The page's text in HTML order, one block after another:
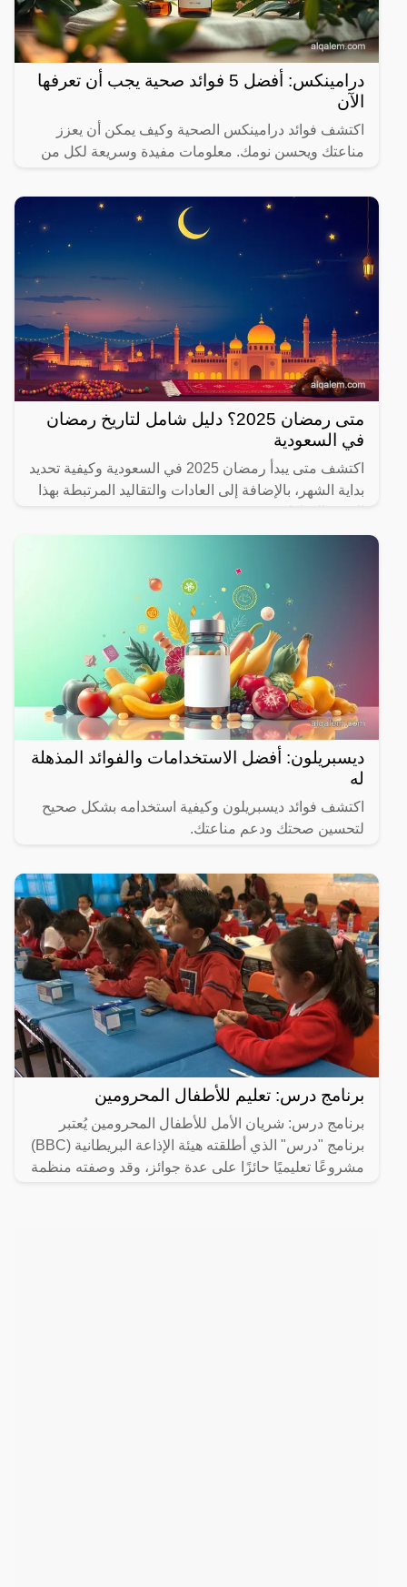
درامينكس: أفضل 5 فوائد صحية يجب أن تعرفها
الآن
اكتشف فوائد درامينكس الصحية وكيف يمكن أن يعزز
مناعتك ويحسن نومك. معلومات مفيدة وسريعة لكل من
متى رمضان 2025؟ دليل شامل لتاريخ رمضان
في السعودية
اكتشف متى يبدأ رمضان 2025 في السعودية وكيفية تحديد
بداية الشهر، بالإضافة إلى العادات والتقاليد المرتبطة بهذا
ديسبريلون: أفضل الاستخدامات والفوائد المذهلة
له
اكتشف فوائد ديسبريلون وكيفية استخدامه بشكل صحيح
لتحسين صحتك ودعم مناعتك.
برنامج درس: تعليم للأطفال المحرومين
برنامج درس: شريان الأمل للأطفال المحرومين يُعتبر
برنامج "درس" الذي أطلقته هيئة الإذاعة البريطانية (BBC)
مشروعًا تعليميًا حائزًا على عدة جوائز، وقد وصفته منظمة